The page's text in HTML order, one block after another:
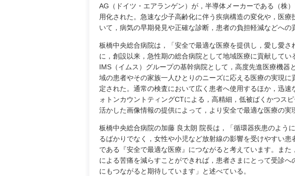
AG（ドイツ・エアランゲン）が，半導体メーカーである（株
用化された。急速な少子高齢化に伴う疾病構造の変化や，医
いて，病気の早期発見や正確な診断，患者の負担軽減などへの
板橋中央総合病院は，「安全で最適な医療を提供し，愛し愛
に，創設以来，急性期の総合病院として地域医療に貢献してい
IMS（イムス）グループの基幹病院として，高度先進医療機器
域の患者やその家族一人ひとりのニーズに応える医療の実現
定された。通常の検査において広く患者へ使用するほか，迅
ォトンカウントティングCTによる，高精細，低被ばくかつス
活かした画像情報の提供によって，より安全で最適な医療の実
板橋中央総合病院の加藤 良太朗 院長は，「循環器疾患のよう
るばかりでなく，女性や小児など放射線の影響を受けやすい
である『安全で最適な医療』につながると考えています。ま
による苦痛を減らすことができれば，患者さまにとって受診
にもつながると期待しています」と述べている。